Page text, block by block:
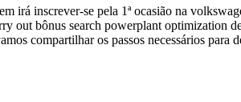
irá inscrever-se pela 1ª ocasião na
out bônus search powerplant optimization
compartilhar os passos necessários para